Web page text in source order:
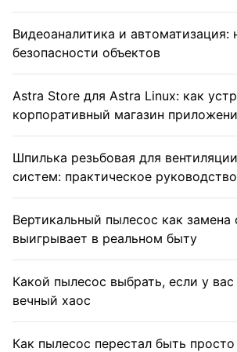
Видеоаналитика и автоматизация:
безопасности объектов
Astra Store для Astra Linux: как
корпоративный магазин
Шпилька резьбовая для
систем: практическое
Вертикальный пылесос как
выигрывает в реальном быту
Какой пылесос выбрать, если у вас
вечный хаос
Как пылесос перестал быть